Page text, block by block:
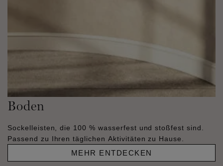
Boden
Sockelleisten, die 100 % wasserfest und stoßfest sind.
Passend zu Ihren täglichen Aktivitäten zu Hause.
MEHR ENTDECKEN